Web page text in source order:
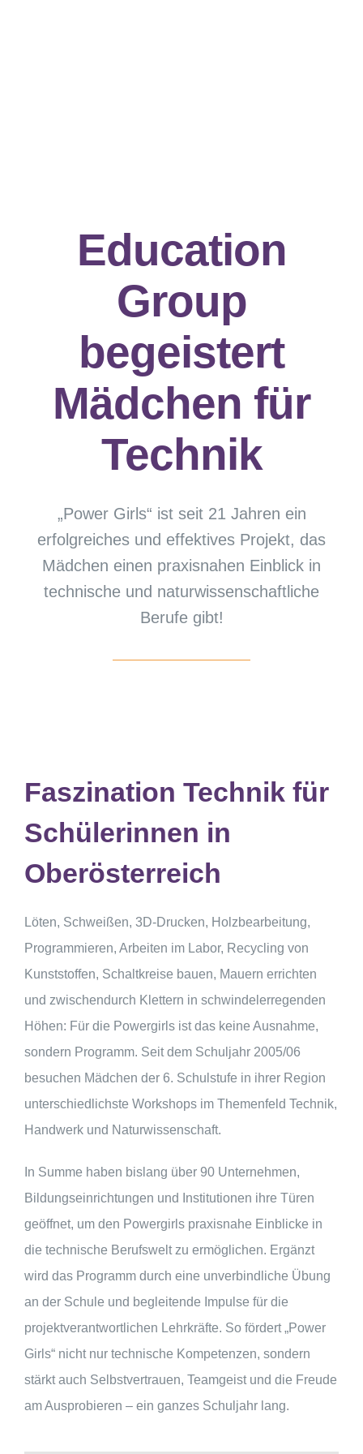
Education
Group
begeistert
Mädchen für
Technik
„Power Girls“ ist seit 21 Jahren ein
erfolgreiches und effektives Projekt, das
Mädchen einen praxisnahen Einblick in
technische und naturwissenschaftliche
Berufe gibt!
Faszination Technik für
Schülerinnen in
Oberösterreich
Löten, Schweißen, 3D-Drucken, Holzbearbeitung,
Programmieren, Arbeiten im Labor, Recycling von
Kunststoffen, Schaltkreise bauen, Mauern errichten
und zwischendurch Klettern in schwindelerregenden
Höhen: Für die Powergirls ist das keine Ausnahme,
sondern Programm. Seit dem Schuljahr 2005/06
besuchen Mädchen der 6. Schulstufe in ihrer Region
unterschiedlichste Workshops im Themenfeld Technik,
Handwerk und Naturwissenschaft.
In Summe haben bislang über 90 Unternehmen,
Bildungseinrichtungen und Institutionen ihre Türen
geöffnet, um den Powergirls praxisnahe Einblicke in
die technische Berufswelt zu ermöglichen. Ergänzt
wird das Programm durch eine unverbindliche Übung
an der Schule und begleitende Impulse für die
projektverantwortlichen Lehrkräfte. So fördert „Power
Girls“ nicht nur technische Kompetenzen, sondern
stärkt auch Selbstvertrauen, Teamgeist und die Freude
am Ausprobieren – ein ganzes Schuljahr lang.